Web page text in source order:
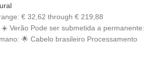
€ 32,62 through € 219,88
Verão Pode ser submetida a permanente:
🌟 Cabelo brasileiro Processamento